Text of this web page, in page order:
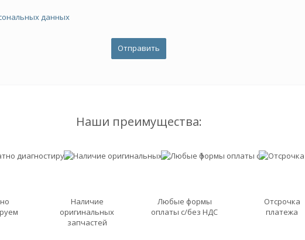
данных
Наши преимущества:
Наличие
оригинальных
запчастей
Любые формы
оплаты с/без НДС
Отсрочка
платежа